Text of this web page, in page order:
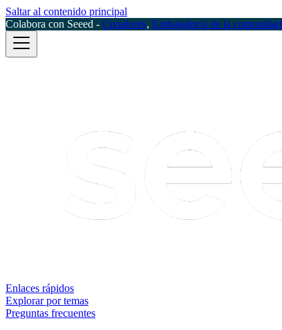
Saltar al contenido principal
Colabora con Seeed - Creadores, Embajador/a de la comunidad
Enlaces rápidos
Explorar por temas
Preguntas frecuentes